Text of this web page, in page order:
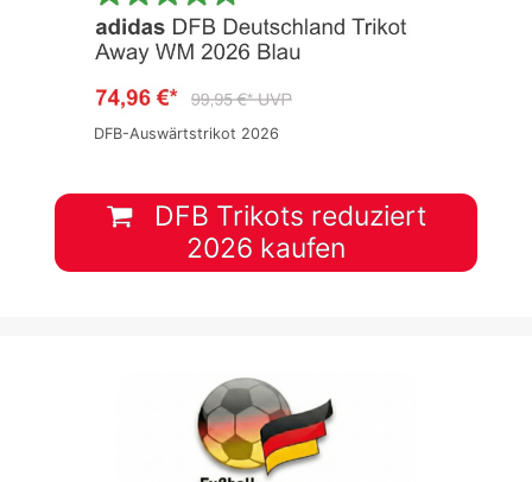
DFB-Auswärtstrikot 2026
DFB Trikots reduziert
2026 kaufen